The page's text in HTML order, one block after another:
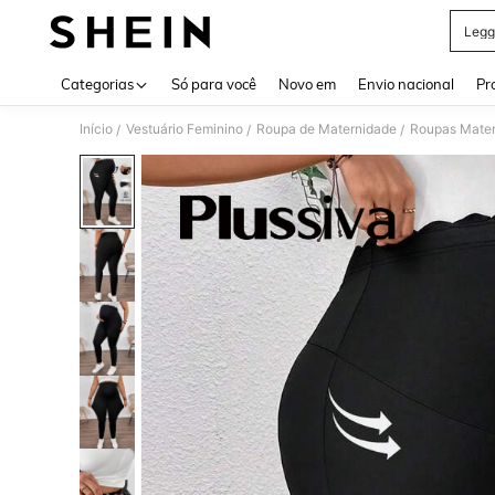
Categorias Só para você Novo em Envio nacional
Início / Vestuário Feminino / Roupa de Maternidade / Roupas